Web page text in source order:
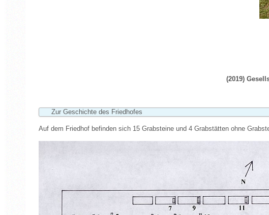
(2019)
Zur Geschichte des Friedhofes
Auf dem Friedhof befinden sich 15 Grabsteine und 4 Grabstätten ohne